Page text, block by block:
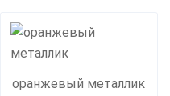
оранжевый металлик